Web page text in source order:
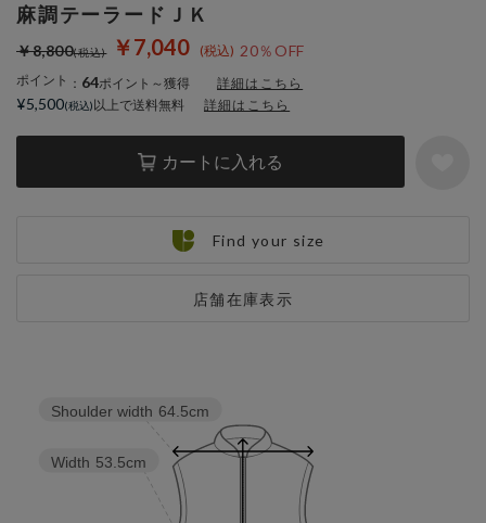
麻調テーラードＪＫ
￥7,040 20％OFF
￥8,800
ポイント ： 64ポイント～獲得 詳細はこちら
カートに入れる
店舗在庫表示
¥5,500 以上で送料無料 詳細はこちら
Find your size
Width 53.5cm
Shoulder width 64.5cm